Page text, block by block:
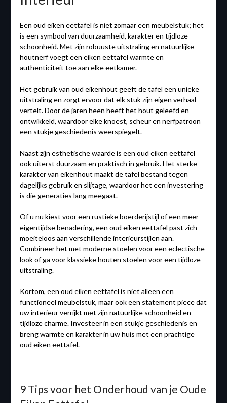
Een oud eiken eettafel is niet zomaar een meubelstuk; het
is een symbool van duurzaamheid, karakter en tijdloze
schoonheid. Met zijn robuuste uitstraling en natuurlijke
houtnerf voegt een eiken eettafel warmte en
authenticiteit toe aan elke eetkamer.
Het gebruik van oud eikenhout geeft de tafel een unieke
uitstraling en zorgt ervoor dat elk stuk zijn eigen verhaal
vertelt. Door de jaren heen heeft het hout geleefd en
ontwikkeld, waardoor elke knoest, scheur en nerfpatroon
een stukje geschiedenis weerspiegelt.
Naast zijn esthetische waarde is een oud eiken eettafel
ook uiterst duurzaam en praktisch in gebruik. Het sterke
karakter van eikenhout maakt de tafel bestand tegen
dagelijks gebruik en slijtage, waardoor het een investering
is die generaties lang meegaat.
Of u nu kiest voor een rustieke boerderijstijl of een meer
eigentijdse benadering, een oud eiken eettafel past zich
moeiteloos aan verschillende interieurstijlen aan.
Combineer het met moderne stoelen voor een eclectische
look of ga voor klassieke houten stoelen voor een tijdloze
uitstraling.
Kortom, een oud eiken eettafel is niet alleen een
functioneel meubelstuk, maar ook een statement piece dat
uw interieur verrijkt met zijn natuurlijke schoonheid en
tijdloze charme. Investeer in een stukje geschiedenis en
breng warmte en karakter in uw huis met een prachtige
oud eiken eettafel.
9 Tips voor het Onderhoud van je Oude